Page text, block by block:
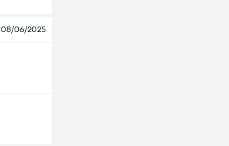
08/06/2025